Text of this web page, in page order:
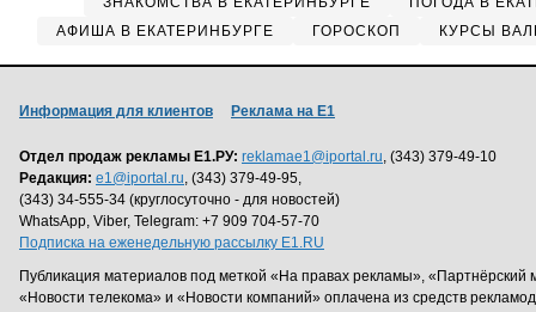
АФИША В ЕКАТЕРИНБУРГЕ
ГОРОСКОП КУРСЫ
Информация для клиентов Реклама на Е1
Отдел продаж рекламы Е1.РУ: reklamae1@iportal.ru, (343) 379-49-10
Редакция: e1@iportal.ru, (343) 379-49-95,
(343) 34-555-34 (круглосуточно - для новостей)
WhatsApp, Viber, Telegram: +7 909 704-57-70
Подписка на еженедельную рассылку E1.RU
Публикация материалов под меткой «На правах рекламы», «Партнёрский
«Новости телекома» и «Новости компаний» оплачена из средств